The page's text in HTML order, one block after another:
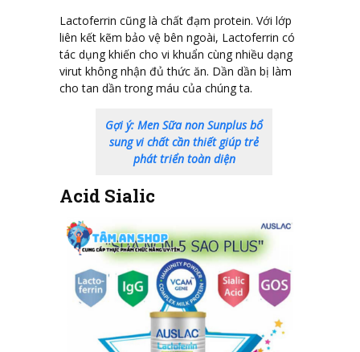
Lactoferrin cũng là chất đạm protein. Với lớp
liên kết kẽm bảo vệ bên ngoài, Lactoferrin có
tác dụng khiến cho vi khuẩn cùng nhiều dạng
virut không nhận đủ thức ăn. Dần dần bị làm
cho tan dần trong máu của chúng ta.
Gợi ý: Men Sữa non Sunplus bổ
sung vi chất cần thiết giúp trẻ
phát triển toàn diện
Acid Sialic